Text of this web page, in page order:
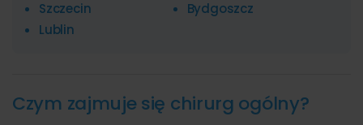
Szczecin
Bydgoszcz
Lublin
Czym zajmuje się chirurg ogólny?